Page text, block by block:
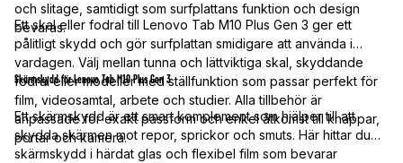
och slitage, samtidigt som surfplattans funktion och design
bevaras.
Ett skal eller fodral till Lenovo Tab M10 Plus Gen 3 ger ett
pålitligt skydd och gör surfplattan smidigare att använda i
vardagen. Välj mellan tunna och lättviktiga skal, skyddande
fodral eller modeller med ställfunktion som passar perfekt för
film, videosamtal, arbete och studier. Alla tillbehör är
anpassade för exakt passform och enkel åtkomst till knappar,
portar och kamera.
Skärmskydd för Lenovo Tab M10 Plus Gen 3
Ett skärmskydd är ett smart komplement som hjälper till att
skydda skärmen mot repor, sprickor och smuts. Här hittar du
skärmskydd i härdat glas och flexibel film som bevarar